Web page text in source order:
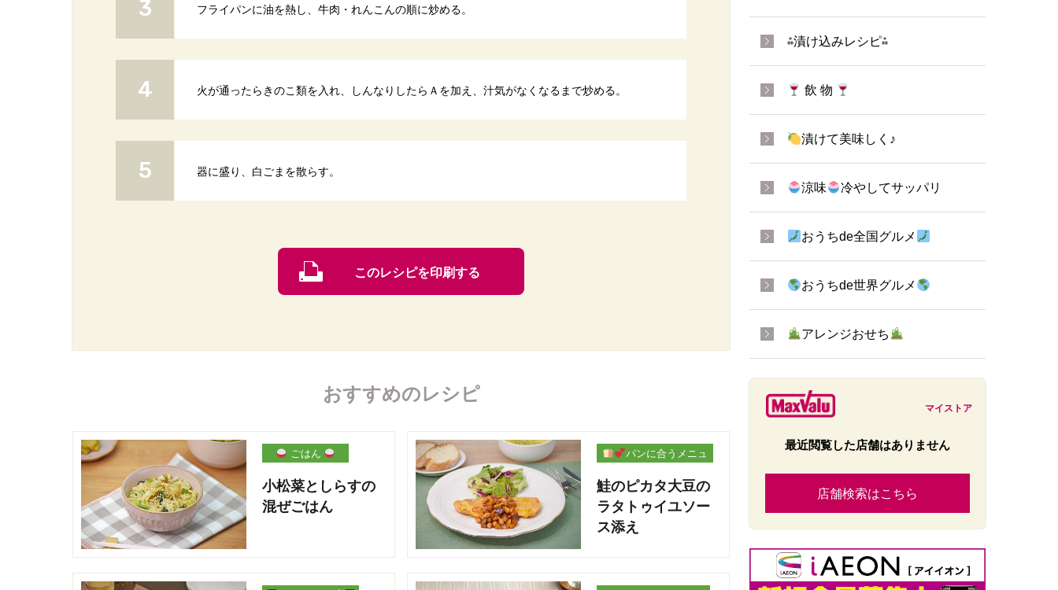
フライパンに油を熱し、牛肉・れんこんの順に炒める。
火が通ったらきのこ類を入れ、しんなりしたらＡを加え、汁気がなくなるまで炒める。
器に盛り、白ごまを散らす。
このレシピを印刷する
おすすめのレシピ
ごはん
小松菜としらすの
混ぜごはん
パンに合うメニュ
鮭のピカタ大豆の
ラタトゥイユソー
ス添え
⁂漬け込みレシピ⁂
飲 物
漬けて美味しく♪
涼味 冷やしてサッパリ
おうちde全国グルメ
おうちde世界グルメ
アレンジおせち
マイストア
最近閲覧した店舗はありません
店舗検索はこちら